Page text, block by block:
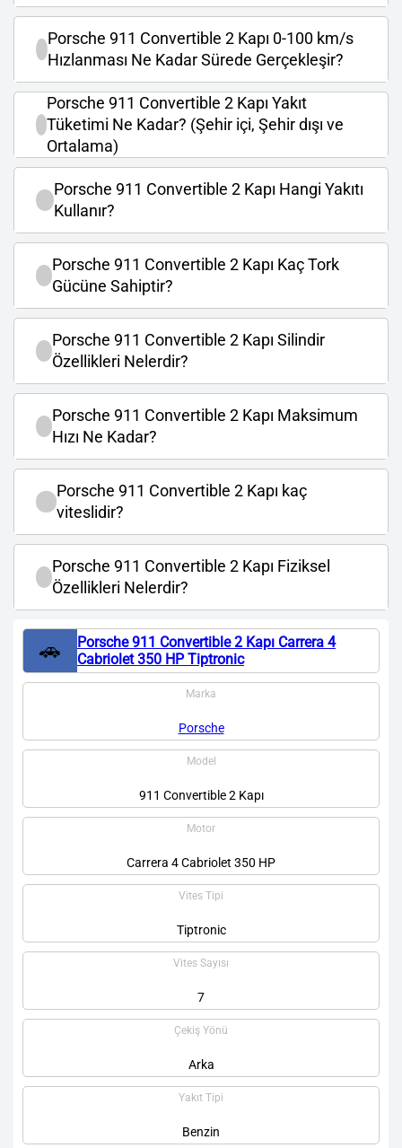
Porsche 911 Convertible 2 Kapı 0-100 km/s
Hızlanması Ne Kadar Sürede Gerçekleşir?
Porsche 911 Convertible 2 Kapı Yakıt
Tüketimi Ne Kadar? (Şehir içi, Şehir dışı ve
Ortalama)
Porsche 911 Convertible 2 Kapı Hangi Yakıtı
Kullanır?
Porsche 911 Convertible 2 Kapı Kaç Tork
Gücüne Sahiptir?
Porsche 911 Convertible 2 Kapı Silindir
Özellikleri Nelerdir?
Porsche 911 Convertible 2 Kapı Maksimum
Hızı Ne Kadar?
Porsche 911 Convertible 2 Kapı kaç
viteslidir?
Porsche 911 Convertible 2 Kapı Fiziksel
Özellikleri Nelerdir?
🚗
Porsche 911 Convertible 2 Kapı Carrera 4
Cabriolet 350 HP Tiptronic
Marka
Porsche
Model
911 Convertible 2 Kapı
Motor
Carrera 4 Cabriolet 350 HP
Vites Tipi
Tiptronic
Vites Sayısı
7
Çekiş Yönü
Arka
Yakıt Tipi
Benzin